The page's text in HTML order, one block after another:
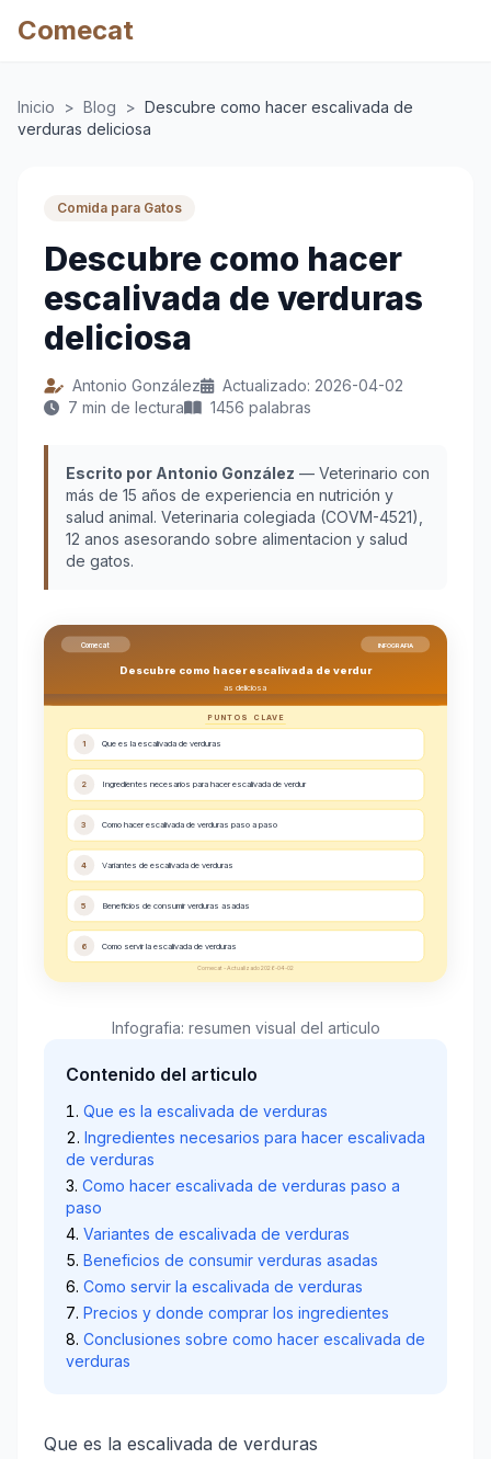
Comecat
Inicio > Blog > Descubre como hacer escalivada de
verduras deliciosa
Comida para Gatos
Descubre como hacer
escalivada de verduras
deliciosa
Antonio González
Actualizado: 2026-04-02
7 min de lectura
1456 palabras
Escrito por Antonio González — Veterinario con
más de 15 años de experiencia en nutrición y
salud animal. Veterinaria colegiada (COVM-4521),
12 anos asesorando sobre alimentacion y salud
de gatos.
Comecat INFOGRAFIA
Descubre como hacer escalivada de verdur
as deliciosa
PUNTOS CLAVE
1 Que es la escalivada de verduras
2 Ingredientes necesarios para hacer escalivada de verdur
3 Como hacer escalivada de verduras paso a paso
4 Variantes de escalivada de verduras
5 Beneficios de consumir verduras asadas
6 Como servir la escalivada de verduras
Comecat - Actualizado 2026-04-02
Infografia: resumen visual del articulo
Contenido del articulo
Que es la escalivada de verduras
Ingredientes necesarios para hacer escalivada
de verduras
Como hacer escalivada de verduras paso a
paso
Variantes de escalivada de verduras
Beneficios de consumir verduras asadas
Como servir la escalivada de verduras
Precios y donde comprar los ingredientes
Conclusiones sobre como hacer escalivada de
verduras
Que es la escalivada de verduras